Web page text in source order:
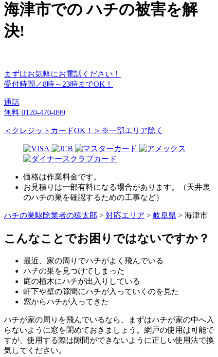
海津市での ハチの被害を解
決!
まずはお気軽にお電話ください！
受付時間／8時～23時までOK！
通話
無料 0120-470-099
＜クレジットカードOK！＞※一部エリア除く
価格は作業料金です。
お見積りは一部有料になる場合があります。（天井裏
のハチの巣を確認するための工事など）
ハチの巣駆除業者の猿太郎 > 対応エリア > 岐阜県 > 海津市
こんなことでお困りではないですか？
最近、家の周りでハチがよく飛んでいる
ハチの巣を見つけてしまった
庭の植木にハチが出入りしている
軒下や壁の隙間にハチが入っていくのを見た
窓からハチが入ってきた
ハチが家の周りを飛んでいるなら、まずはハチが家の中へ入
らないように窓を閉めておきましょう。網戸の使用は可能で
すが、使用する際は隙間ができないように正しい使用法で換
気してください。